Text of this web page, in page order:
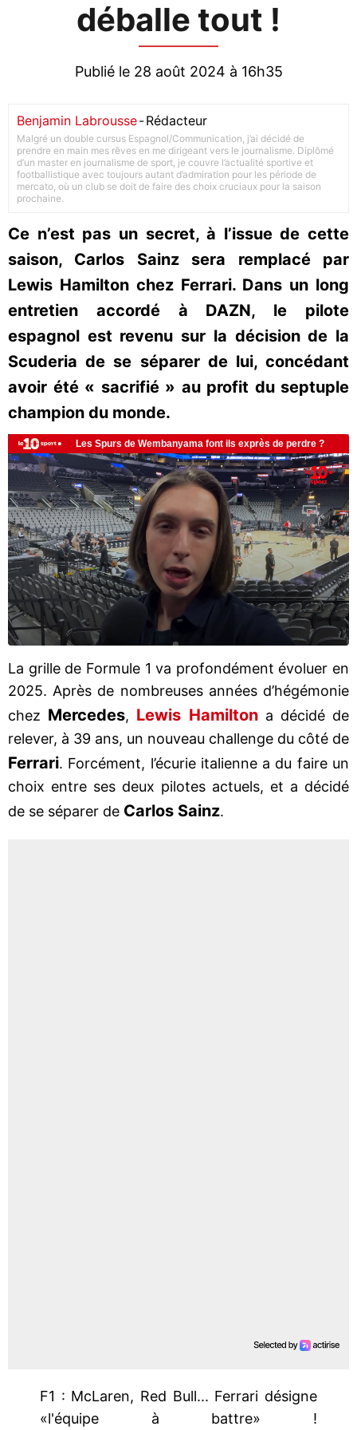
déballe tout !
Publié le 28 août 2024 à 16h35
Benjamin Labrousse-Rédacteur
Malgré un double cursus Espagnol/Communication, j’ai décidé de
prendre en main mes rêves en me dirigeant vers le journalisme. Diplômé
d’un master en journalisme de sport, je couvre l’actualité sportive et
footballistique avec toujours autant d’admiration pour les période de
mercato, où un club se doit de faire des choix cruciaux pour la saison
prochaine.
Ce n’est pas un secret, à l’issue de cette
saison, Carlos Sainz sera remplacé par
Lewis Hamilton chez Ferrari. Dans un long
entretien accordé à DAZN, le pilote
espagnol est revenu sur la décision de la
Scuderia de se séparer de lui, concédant
avoir été « sacrifié » au profit du septuple
champion du monde.
La grille de Formule 1 va profondément évoluer en
2025. Après de nombreuses années d’hégémonie
chez Mercedes, Lewis Hamiltona décidé de
relever, à 39 ans, un nouveau challenge du côté de
Ferrari. Forcément, l’écurie italienne a du faire un
choix entre ses deux pilotes actuels, et a décidé
de se séparer de Carlos Sainz.
F1 : McLaren, Red Bull... Ferrari désigne
«l'équipe à battre» !